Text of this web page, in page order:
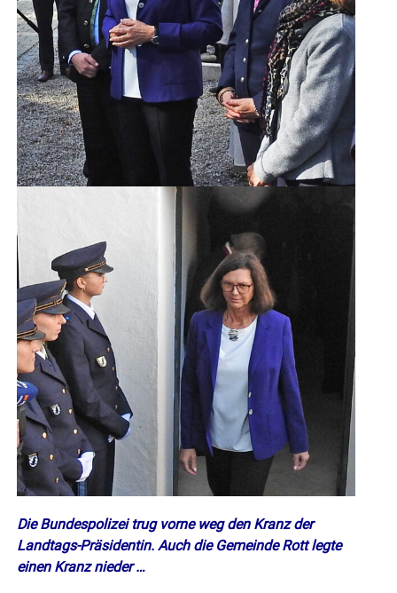
Die Bundespolizei trug vorne weg den Kranz der
Landtags-Präsidentin. Auch die Gemeinde Rott legte
einen Kranz nieder …